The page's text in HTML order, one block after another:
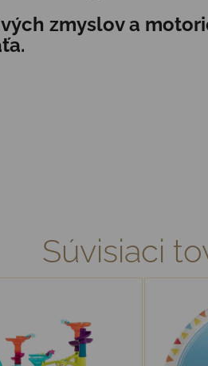
zmyslov a
Súvisiaci